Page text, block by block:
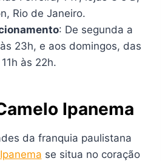
Rio de Janeiro.
: De segunda a
23h, e aos domingos, das
11h às 22h.
Ipanema
da franquia paulistana
se situa no coração